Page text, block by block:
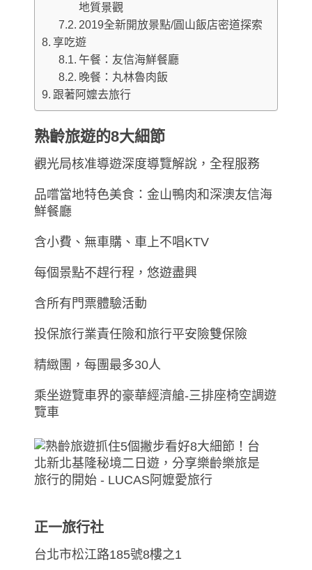
地質景觀
2019全新開放景點/圓山飯店密道探索
享吃遊
午餐：友信海鮮餐廳
晚餐：丸林魯肉飯
跟著阿嬤去旅行
熟齡旅遊的8大細節
觀光局核准導遊深度導覽解說，全程服務
品嚐當地特色美食：金山鴨肉和深澳友信海
鮮餐廳
含小費、無車購、車上不唱KTV
每個景點不趕行程，悠遊盡興
含所有門票體驗活動
投保旅行業責任險和旅行平安險雙保險
精緻團，每團最多30人
乘坐遊覽車界的豪華經濟艙-三排座椅空調遊
覽車
正一旅行社
台北市松江路185號8樓之1